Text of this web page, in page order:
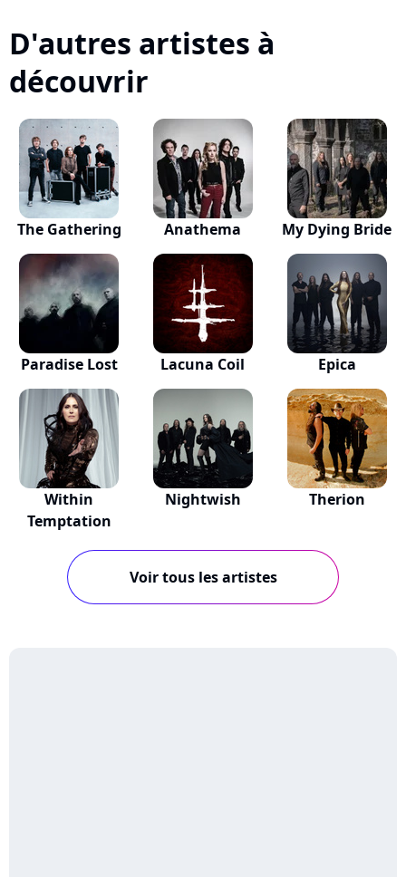
D'autres artistes à
découvrir
The Gathering Anathema My Dying Bride
Paradise Lost Lacuna Coil Epica
Within
Temptation
Nightwish Therion
Voir tous les artistes